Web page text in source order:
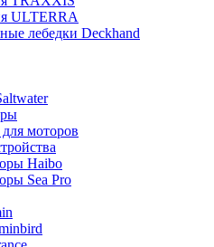
ULTERRA
лебедки Deckhand
моторов
Haibo
Sea Pro